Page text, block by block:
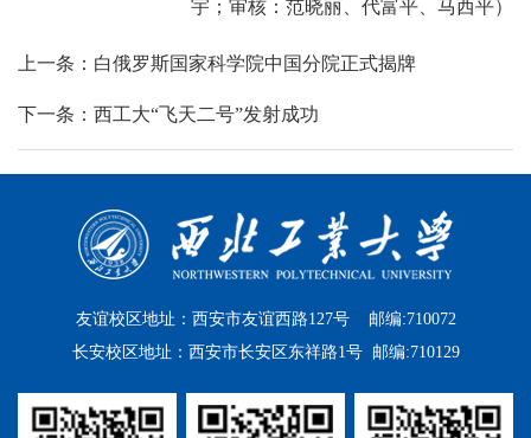
宇；审核：范晓丽、代富平、马西平）
上一条：白俄罗斯国家科学院中国分院正式揭牌
下一条：西工大“飞天二号”发射成功
友谊校区地址：西安市友谊西路127号 邮编:710072
长安校区地址：西安市长安区东祥路1号 邮编:710129